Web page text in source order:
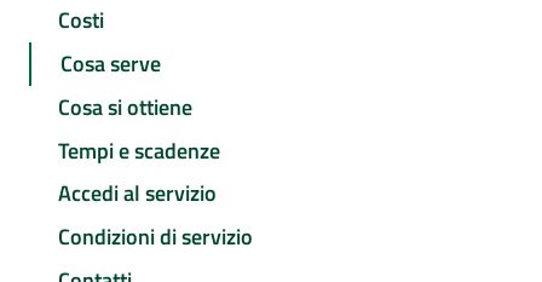
Costi
Cosa serve
Cosa si ottiene
Tempi e scadenze
Accedi al servizio
Condizioni di servizio